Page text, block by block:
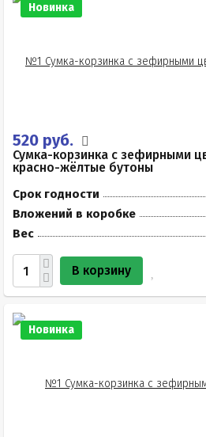
Новинка
520 руб.
Сумка-корзинка с зефирными
красно-жёлтые бутоны
Срок годности
Вложений в коробке
Вес
В корзину
Новинка